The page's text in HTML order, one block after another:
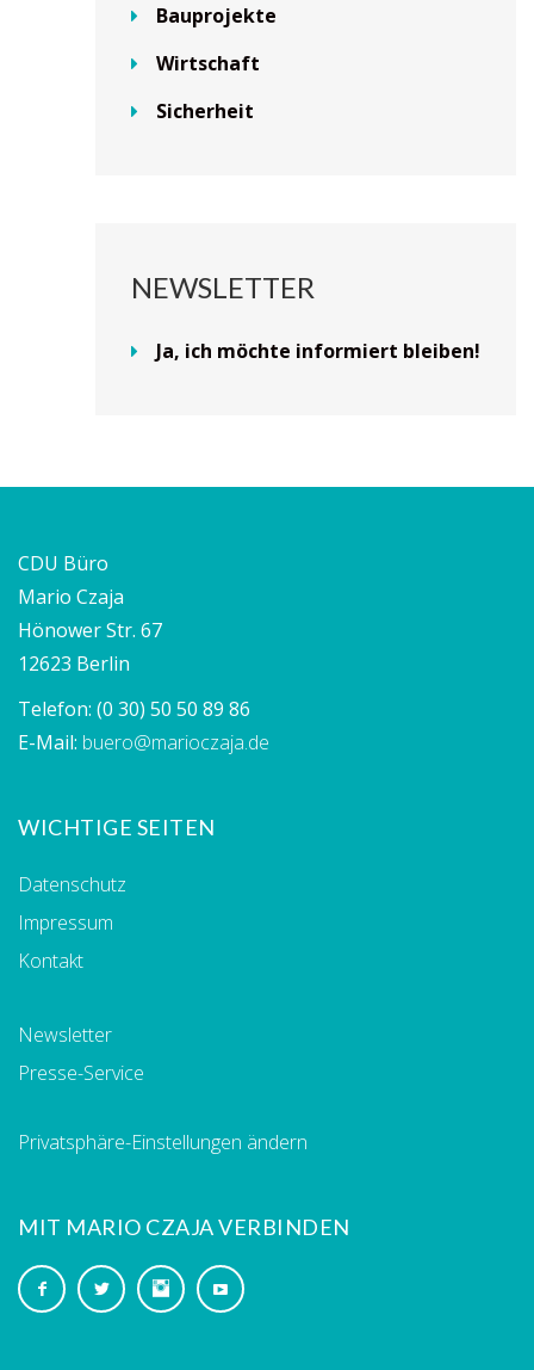
Bauprojekte
Wirtschaft
Sicherheit
NEWSLETTER
Ja, ich möchte informiert bleiben!
CDU Büro
Mario Czaja
Hönower Str. 67
12623 Berlin
Telefon: (0 30) 50 50 89 86
E-Mail: buero@marioczaja.de
WICHTIGE SEITEN
Datenschutz
Impressum
Kontakt
Newsletter
Presse-Service
Privatsphäre-Einstellungen ändern
MIT MARIO CZAJA VERBINDEN